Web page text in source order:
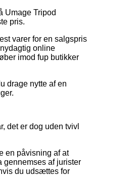
Umage Tripod
pris.
varer for en salgspris
online
imod fup butikker
drage nytte af en
det er dog uden tvivl
en påvisning af at
gennemses af jurister
du udsættes for